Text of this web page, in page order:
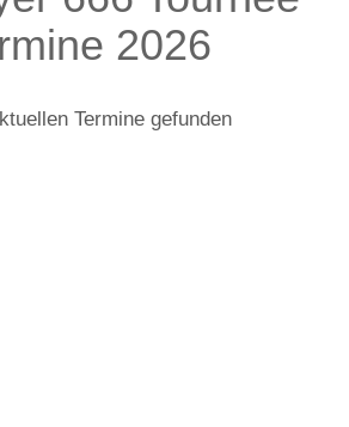
2026
Termine gefunden